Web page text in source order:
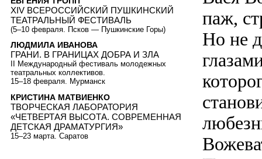
паж,
Но не
XIV ВСЕРОССИЙСКИЙ ПУШКИНСКИЙ
ТЕАТРАЛЬНЫЙ ФЕСТИВАЛЬ
(5–10 февраля. Псков — Пушкинские Горы)
ЛЮДМИЛА ИВАНОВА
ГРАНИ. В ГРАНИЦАХ ДОБРА И ЗЛА
II Международный фестиваль молодежных
театральных коллективов.
15–18 февраля. Мурманск
КРИСТИНА МАТВИЕНКО
ТВОРЧЕСКАЯ ЛАБОРАТОРИЯ
«ЧЕТВЕРТАЯ ВЫСОТА. СОВРЕМЕННАЯ
ДЕТСКАЯ ДРАМАТУРГИЯ»
15–23 марта. Саратов